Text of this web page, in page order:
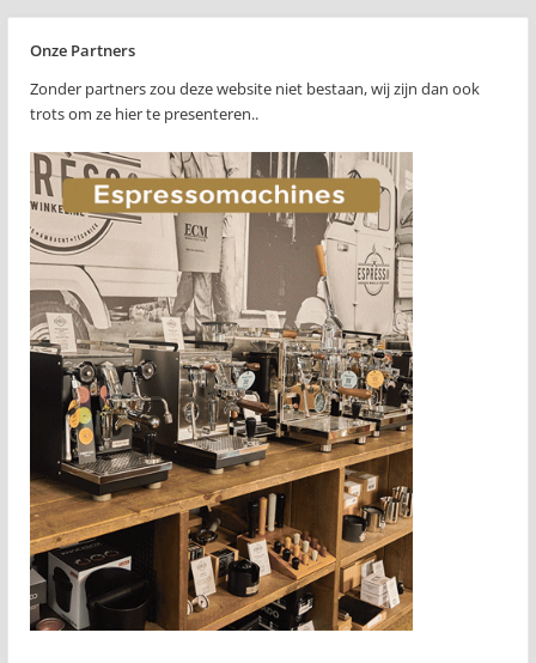
Onze Partners
Zonder partners zou deze website niet bestaan, wij zijn dan ook
trots om ze hier te presenteren..